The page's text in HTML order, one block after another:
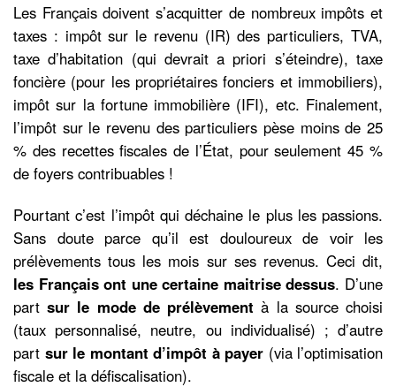
Les Français doivent s’acquitter de nombreux impôts et
taxes : impôt sur le revenu (IR) des particuliers, TVA,
taxe d’habitation (qui devrait a priori s’éteindre), taxe
foncière (pour les propriétaires fonciers et immobiliers),
impôt sur la fortune immobilière (IFI), etc. Finalement,
l’impôt sur le revenu des particuliers pèse moins de 25
% des recettes fiscales de l’État, pour seulement 45 %
de foyers contribuables !
Pourtant c’est l’impôt qui déchaine le plus les passions.
Sans doute parce qu’il est douloureux de voir les
prélèvements tous les mois sur ses revenus. Ceci dit,
les Français ont une certaine maitrise dessus. D’une
partsur le mode de prélèvement à la source choisi
(taux personnalisé, neutre, ou individualisé) ; d’autre
part sur le montant d’impôt à payer (via l’optimisation
fiscale et la défiscalisation).